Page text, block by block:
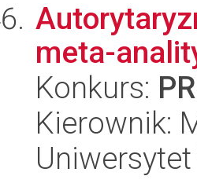
meta-
Konkurs:
Kierownik: